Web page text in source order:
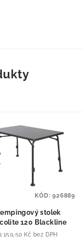
stolek
120 Blackline
159,50 Kč bez DPH
KÓD:926889